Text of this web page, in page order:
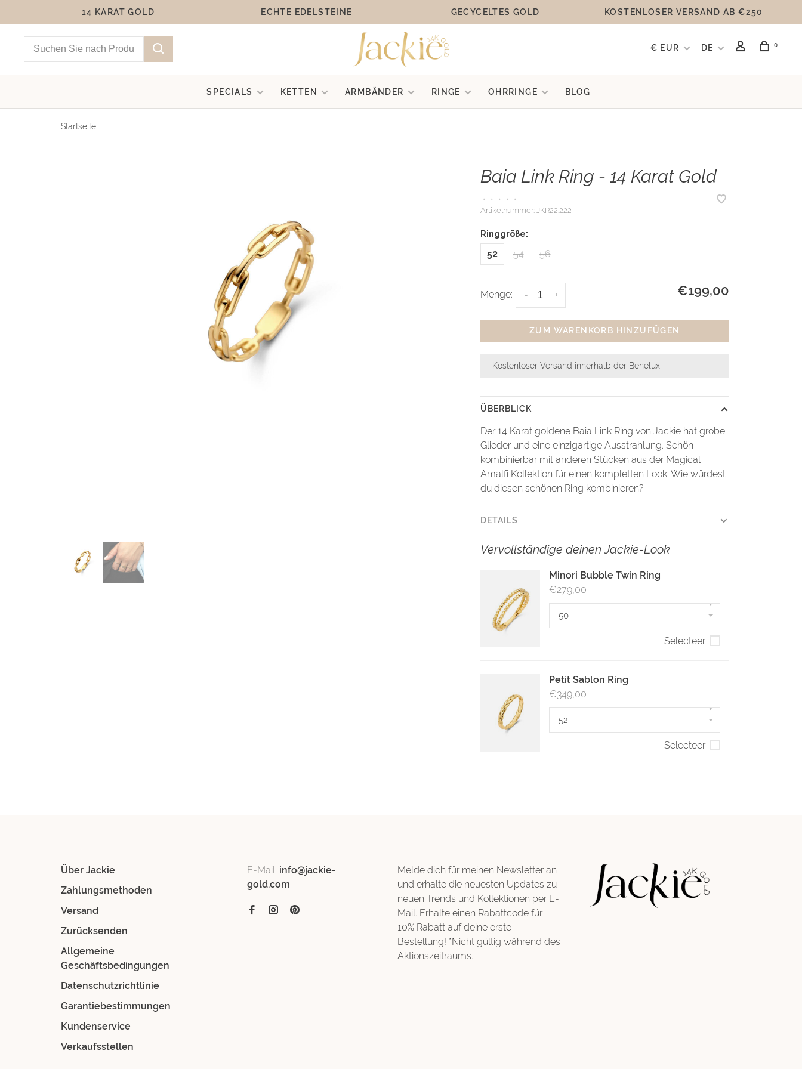
14 KARAT GOLD ECHTE EDELSTEINE GECYCELTES GOLD KOSTENLOSER VERSAND AB €250
€ EUR DE 0
SPECIALS KETTEN ARMBÄNDER RINGE OHRRINGE BLOG
Startseite
Baia Link Ring - 14 Karat Gold
• • • •
•
Artikelnummer:JKR22.222
Ringgröße:
52 54 56
Menge: +
- €199,00
ZUM WARENKORB HINZUFÜGEN
Kostenloser Versand innerhalb der Benelux
ÜBERBLICK
Der 14 Karat goldene Baia Link Ring von Jackie hat grobe
Glieder und eine einzigartige Ausstrahlung. Schön
kombinierbar mit anderen Stücken aus der Magical
Amalfi Kollektion für einen kompletten Look. Wie würdest
du diesen schönen Ring kombinieren?
DETAILS
Vervollständige deinen Jackie-Look
Minori Bubble Twin Ring
€279,00
50
▾
Selecteer
Petit Sablon Ring
€349,00
52
▾
Selecteer
Über Jackie
Zahlungsmethoden
Versand
Zurücksenden
Allgemeine
Geschäftsbedingungen
Datenschutzrichtlinie
Garantiebestimmungen
Kundenservice
Verkaufsstellen
E-Mail: info@jackie-
gold.com
Melde dich für meinen Newsletter an
und erhalte die neuesten Updates zu
neuen Trends und Kollektionen per E-
Mail. Erhalte einen Rabattcode für
10% Rabatt auf deine erste
Bestellung! *Nicht gültig während des
Aktionszeitraums.